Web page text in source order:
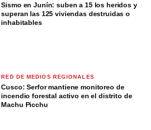
Sismo en Junín: suben a 15 los heridos y
superan las 125 viviendas destruidas o
inhabitables
RED DE MEDIOS REGIONALES
Cusco: Serfor mantiene monitoreo de
incendio forestal activo en el distrito de
Machu Picchu